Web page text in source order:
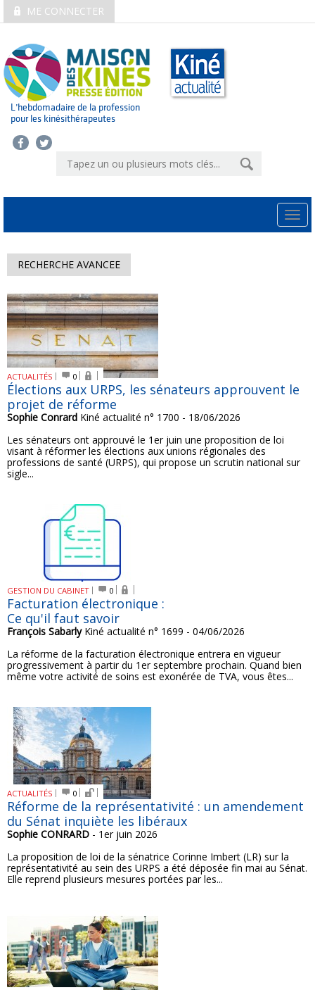
ME CONNECTER
L’hebdomadaire de la profession
pour les kinésithérapeutes
RECHERCHE AVANCEE
ACTUALITÉS 0
Élections aux URPS, les sénateurs approuvent le
projet de réforme
Sophie Conrard Kiné actualité n° 1700 - 18/06/2026
Les sénateurs ont approuvé le 1er juin une proposition de loi
visant à réformer les élections aux unions régionales des
professions de santé (URPS), qui propose un scrutin national sur
sigle...
GESTION DU CABINET 0
Facturation électronique :
Ce qu'il faut savoir
François SabarlyKiné actualité n° 1699 - 04/06/2026
La réforme de la facturation électronique entrera en vigueur
progressivement à partir du 1er septembre prochain. Quand bien
même votre activité de soins est exonérée de TVA, vous êtes...
ACTUALITÉS 0
Réforme de la représentativité : un amendement
du Sénat inquiète les libéraux
Sophie CONRARD - 1er juin 2026
La proposition de loi de la sénatrice Corinne Imbert (LR) sur la
représentativité au sein des URPS a été déposée fin mai au Sénat.
Elle reprend plusieurs mesures portées par les...